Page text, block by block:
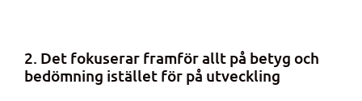
2. Det fokuserar framför allt på betyg och
bedömning istället för på utveckling